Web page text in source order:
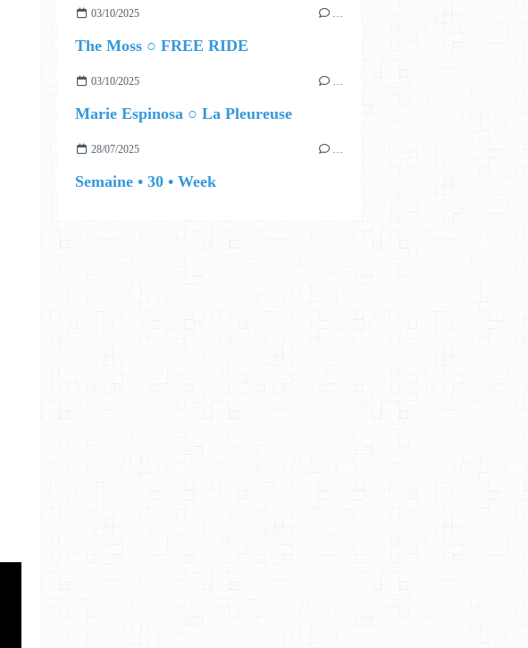
03/10/2025 …
The Moss ○ FREE RIDE
03/10/2025 …
Marie Espinosa ○ La Pleureuse
28/07/2025 …
Semaine • 30 • Week